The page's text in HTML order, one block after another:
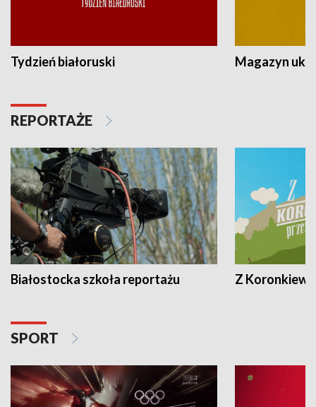
Tydzień białoruski Magazyn
REPORTAŻE
Białostocka szkoła reportażu Z
SPORT